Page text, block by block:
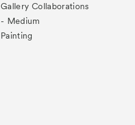
Gallery Collaborations
- Medium
Painting